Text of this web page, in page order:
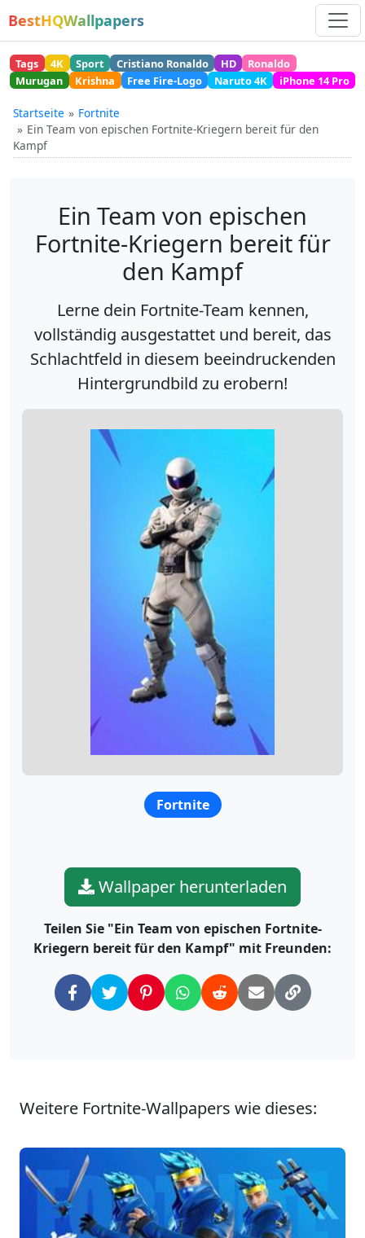
BestHQWallpapers
Tags 4K Sport Cristiano Ronaldo HD
Ronaldo
Murugan
Krishna Free Fire-Logo Naruto 4K iPhone 14 Pro
Startseite
Fortnite
Ein Team von epischen Fortnite-Kriegern bereit für den
Kampf
Ein Team von epischen
Fortnite-Kriegern bereit für
den Kampf
Lerne dein Fortnite-Team kennen,
vollständig ausgestattet und bereit, das
Schlachtfeld in diesem beeindruckenden
Hintergrundbild zu erobern!
Fortnite
Wallpaper herunterladen
Teilen Sie "Ein Team von epischen Fortnite-
Kriegern bereit für den Kampf" mit Freunden:
Weitere Fortnite-Wallpapers wie dieses: